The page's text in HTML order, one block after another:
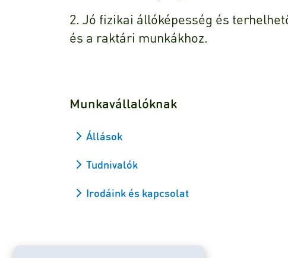
2. Jó fizikai állóképesség és
és a raktári munkákhoz.
Munkavállalóknak
Állások
Tudnivalók
Irodáink és kapcsolat